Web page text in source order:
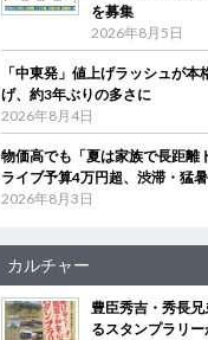
を募集
2026年8月5日
「中東発」値上げラッシュが
げ、約3年ぶりの多さに
2026年8月4日
物価高でも「夏は家族で長距
ライブ予算4万円超、渋滞・猛
2026年8月3日
カルチャー
豊臣秀吉・秀長
るスタンプラリ